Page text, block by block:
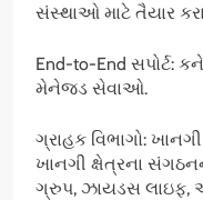
સંસ્થાઓ માટે તૈયાર
End-to-End સપોર્ટ:
મેનેજ્ડ સેવાઓ.
ગ્રાહક વિભાગો:
ખાનગી ક્ષેત્રના
ગ્રુપ, ઝાયડસ લાઇફ,